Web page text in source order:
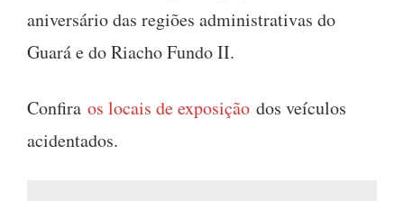
aniversário das regiões administrativas do
Guará e do Riacho Fundo II.
Confira os locais de exposição dos veículos
acidentados.